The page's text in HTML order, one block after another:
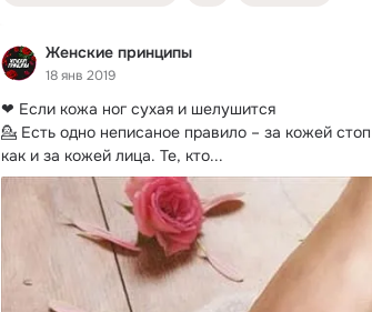
Женские принципы
18 янв 2019
❤ Если кожа ног сухая и шелушится
💁 Есть одно неписаное правило – за кожей
как и за кожей лица. Те, кто...